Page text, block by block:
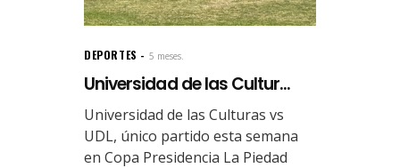
DEPORTES 5 meses.
Universidad de las Cultur...
Universidad de las Culturas vs
UDL, único partido esta semana
en Copa Presidencia La Piedad